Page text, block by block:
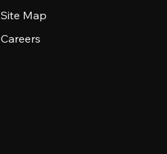
Site Map
Careers